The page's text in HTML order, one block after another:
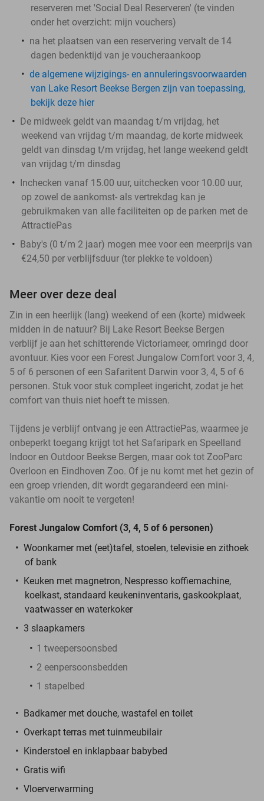
reserveren met 'Social Deal Reserveren' (te vinden
onder het overzicht: mijn vouchers)
na het plaatsen van een reservering vervalt de 14
dagen bedenktijd van je voucheraankoop
de algemene wijzigings- en annuleringsvoorwaarden
van Lake Resort Beekse Bergen zijn van toepassing,
bekijk deze hier
De midweek geldt van maandag t/m vrijdag, het
weekend van vrijdag t/m maandag, de korte midweek
geldt van dinsdag t/m vrijdag, het lange weekend geldt
van vrijdag t/m dinsdag
Inchecken vanaf 15.00 uur, uitchecken voor 10.00 uur,
op zowel de aankomst- als vertrekdag kan je
gebruikmaken van alle faciliteiten op de parken met de
AttractiePas
Baby's (0 t/m 2 jaar) mogen mee voor een meerprijs van
€24,50 per verblijfsduur (ter plekke te voldoen)
Meer over deze deal
Zin in een heerlijk (lang) weekend of een (korte) midweek
midden in de natuur? Bij Lake Resort Beekse Bergen
verblijf je aan het schitterende Victoriameer, omringd door
avontuur. Kies voor een Forest Jungalow Comfort voor 3, 4,
5 of 6 personen of een Safaritent Darwin voor 3, 4, 5 of 6
personen. Stuk voor stuk compleet ingericht, zodat je het
comfort van thuis niet hoeft te missen.
Tijdens je verblijf ontvang je een AttractiePas, waarmee je
onbeperkt toegang krijgt tot het Safaripark en Speelland
Indoor en Outdoor Beekse Bergen, maar ook tot ZooParc
Overloon en Eindhoven Zoo. Of je nu komt met het gezin of
een groep vrienden, dit wordt gegarandeerd een mini-
vakantie om nooit te vergeten!
Forest Jungalow Comfort (3, 4, 5 of 6 personen)
Woonkamer met (eet)tafel, stoelen, televisie en zithoek
of bank
Keuken met magnetron, Nespresso koffiemachine,
koelkast, standaard keukeninventaris, gaskookplaat,
vaatwasser en waterkoker
3 slaapkamers
1 tweepersoonsbed
2 eenpersoonsbedden
1 stapelbed
Badkamer met douche, wastafel en toilet
Overkapt terras met tuinmeubilair
Kinderstoel en inklapbaar babybed
Gratis wifi
Vloerverwarming